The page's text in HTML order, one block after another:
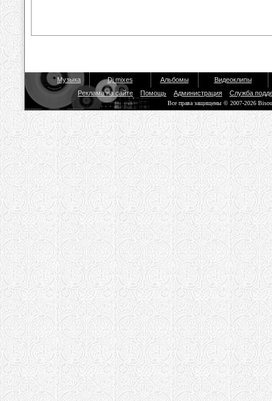
Музыка Dj mixes Альбомы
Видеоклипы
Реклама на сайте
Помощь Администрация Служба
Все права защищены © 2007-2026